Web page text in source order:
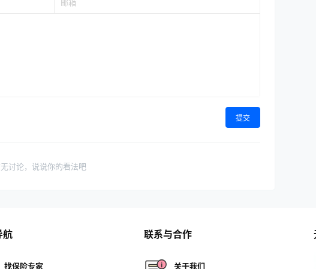
提交
讨论，说说你的看法吧
航
找保险专家
联系与合作
关于我们